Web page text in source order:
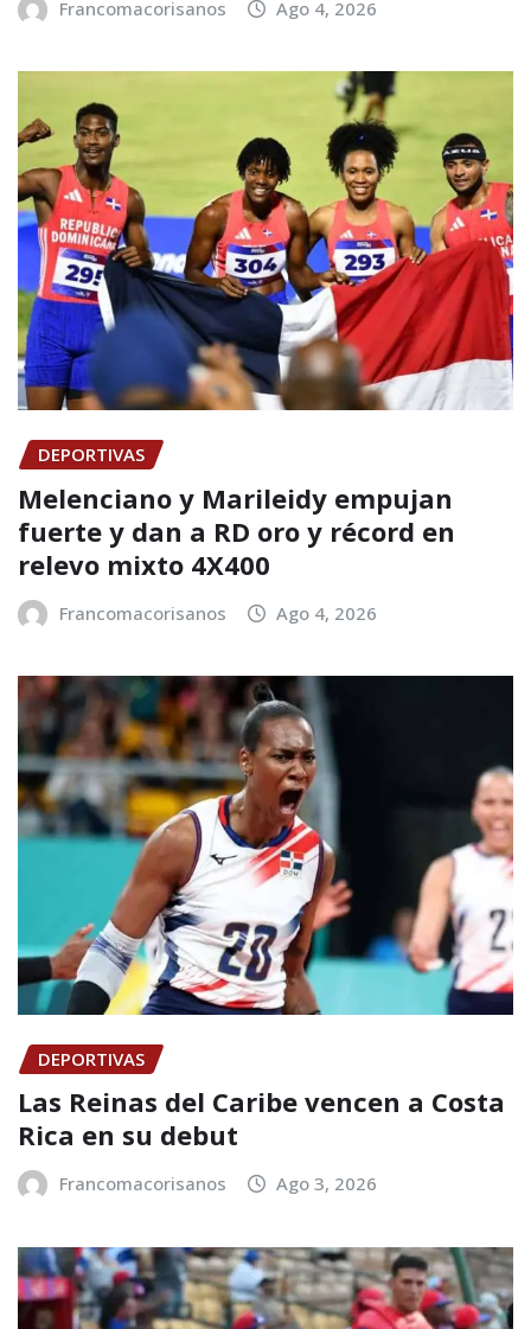
Francomacorisanos Ago 4, 2026
DEPORTIVAS
Melenciano y Marileidy empujan
fuerte y dan a RD oro y récord en
relevo mixto 4X400
Francomacorisanos Ago 4, 2026
DEPORTIVAS
Las Reinas del Caribe vencen a Costa
Rica en su debut
Francomacorisanos Ago 3, 2026